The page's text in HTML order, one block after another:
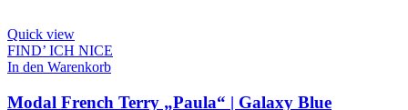
Quick view
FIND’ ICH NICE
In den Warenkorb
Modal French Terry „Paula“ | Galaxy Blue